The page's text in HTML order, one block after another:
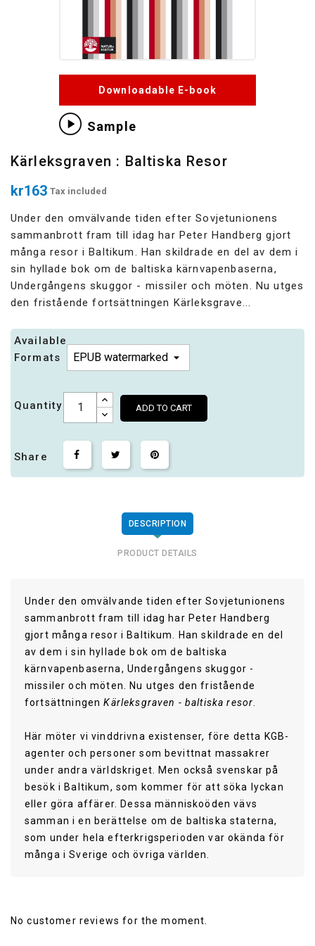
Downloadable E-book
Sample
Kärleksgraven : Baltiska Resor
kr163 Tax included
Under den omvälvande tiden efter Sovjetunionens
sammanbrott fram till idag har Peter Handberg gjort
många resor i Baltikum. Han skildrade en del av dem i
sin hyllade bok om de baltiska kärnvapenbaserna,
Undergångens skuggor - missiler och möten. Nu utges
den fristående fortsättningen Kärleksgrave...
Available
Formats
Quantity ADD TO CART
Share
DESCRIPTION
PRODUCT DETAILS
Under den omvälvande tiden efter Sovjetunionens
sammanbrott fram till idag har Peter Handberg
gjort många resor i Baltikum. Han skildrade en del
av dem i sin hyllade bok om de baltiska
kärnvapenbaserna, Undergångens skuggor -
missiler och möten. Nu utges den fristående
fortsättningenKärleksgraven - baltiska resor
Här möter vi vinddrivna existenser, före detta KGB-
agenter och personer som bevittnat massakrer
under andra världskriget. Men också svenskar på
besök i Baltikum, som kommer för att söka lyckan
eller göra affärer. Dessa människoöden vävs
samman i en berättelse om de baltiska staterna,
som under hela efterkrigsperioden var okända för
många i Sverige och övriga världen.
No customer reviews for the moment.